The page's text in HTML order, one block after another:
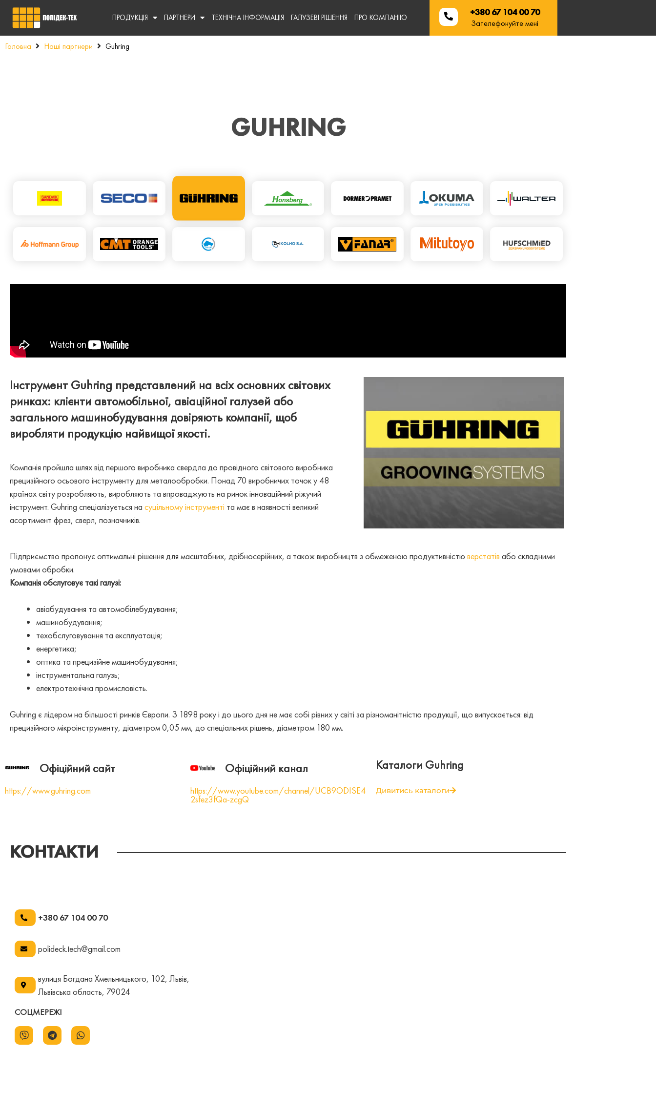
ПРОДУКЦІЯ ПАРТНЕРИ ТЕХНІЧНА ІНФОРМАЦІЯ ГАЛУЗЕВІ РІШЕННЯ ПРО КОМПАНІЮ +380 67 104 00 70
Зателефонуйте мені
Головна Наші партнери Guhring
GUHRING
Інструмент Guhring представлений на всіх основних світових
ринках: клієнти автомобільної, авіаційної галузей або
загального машинобудування довіряють компанії, щоб
виробляти продукцію найвищої якості.
Компанія пройшла шлях від першого виробника свердла до провідного світового виробника
прецизійного осьового інструменту для металообробки. Понад 70 виробничих точок у 48
країнах світу розробляють, виробляють та впроваджують на ринок інноваційний ріжучий
інструмент. Guhring спеціалізується на суцільному інструменті та має в наявності великий
асортимент фрез, сверл, позначників.
Підприємство пропонує оптимальні рішення для масштабних, дрібносерійних, а також виробництв з обмеженою продуктивністю верстатів або складними
умовами обробки.
Компанія обслуговує такі галузі:
авіабудування та автомобілебудування;
машинобудування;
техобслуговування та експлуатація;
енергетика;
оптика та прецизійне машинобудування;
інструментальна галузь;
електротехнічна промисловість.
Guhring є лідером на більшості ринків Європи. З 1898 року і до цього дня не має собі рівних у світі за різноманітністю продукції, що випускається: від
прецизійного мікроінструменту, діаметром 0,05 мм, до спеціальних рішень, діаметром 180 мм.
Офіційний сайт
https://www.guhring.com
Офіційний канал
https://www.youtube.com/channel/UCB9ODISE4
2sfez3fQa-zcgQ
Каталоги Guhring
Дивитись каталоги
КОНТАКТИ
+380 67 104 00 70
polideck.tech@gmail.com
вулиця Богдана Хмельницького, 102, Львів,
Львівська область, 79024
СОЦМЕРЕЖІ